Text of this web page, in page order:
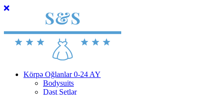
Körpə Oğlanlar 0-24 AY
Bodysuits
Dəst Setlər